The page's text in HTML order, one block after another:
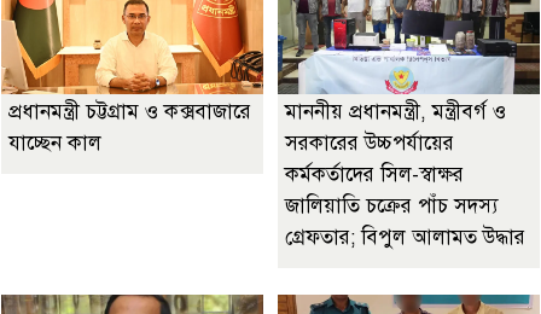
প্রধানমন্ত্রী চট্টগ্রাম ও কক্সবাজারে
যাচ্ছেন কাল
মাননীয় প্রধানমন্ত্রী, মন্ত্রীবর্গ ও
সরকারের উচ্চপর্যায়ের
কর্মকর্তাদের সিল-স্বাক্ষর
জালিয়াতি চক্রের পাঁচ সদস্য
গ্রেফতার; বিপুল আলামত উদ্ধার